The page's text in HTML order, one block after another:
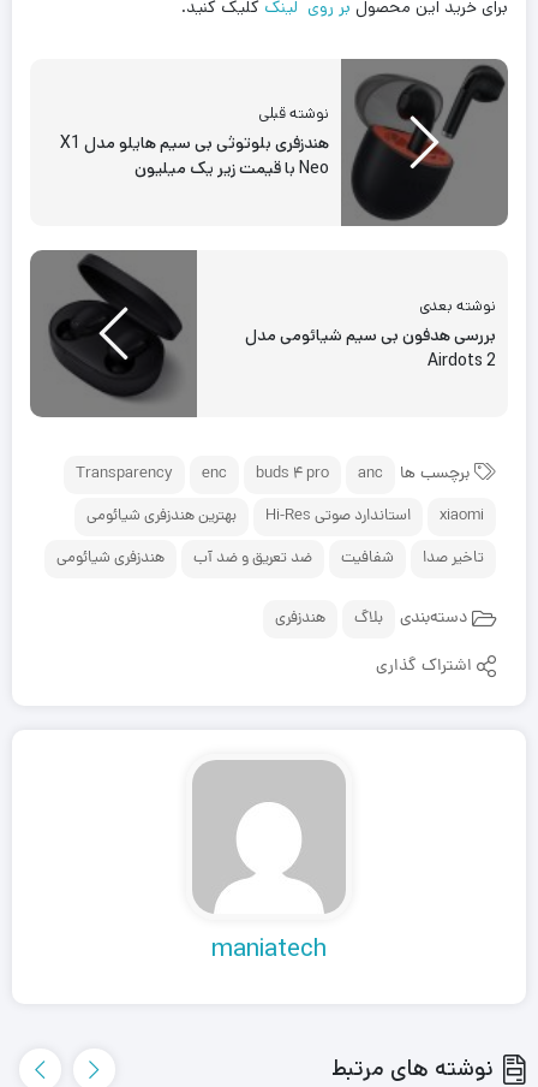
برای خرید این محصول بر روی لینک کلیک کنید.
نوشته قبلی
هندزفری بلوتوثی بی سیم هایلو مدل X1
Neo با قیمت زیر یک میلیون
نوشته بعدی
بررسی هدفون بی سیم شیائومی مدل
Airdots 2
برچسب ها anc
buds 4 pro
enc
Transparency
xiaomi
استاندارد صوتی Hi-Res
بهترین هندزفری شیائومی
تاخیر صدا
شفافیت ضد تعریق و ضد آب هندزفری شیائومی
دسته‌بندی بلاگ هندزفری
اشتراک گذاری
maniatech
نوشته های مرتبط